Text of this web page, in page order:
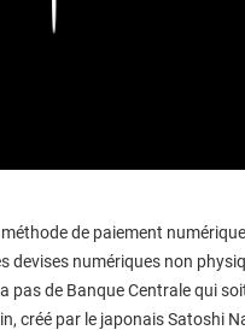
de paiement
devises numériques non
de Banque Centrale qui
créé par le japonais Satoshi